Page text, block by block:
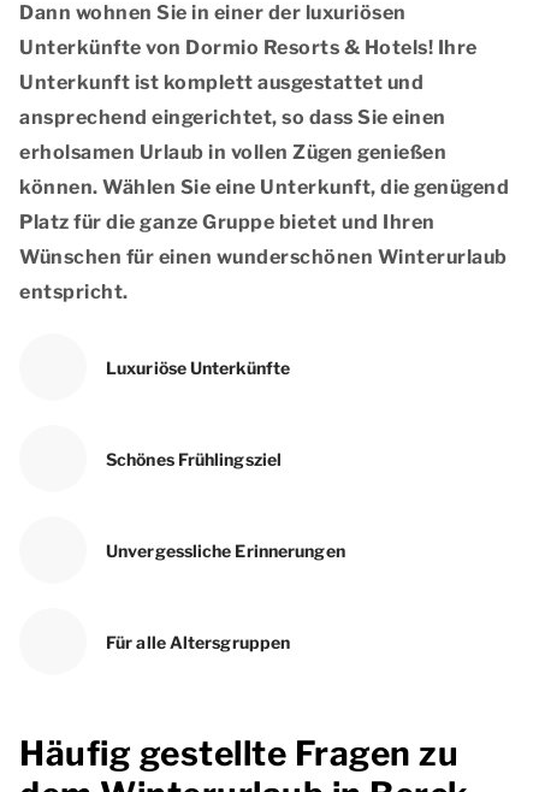
Dann wohnen Sie in einer der luxuriösen
Unterkünfte von Dormio Resorts & Hotels! Ihre
Unterkunft ist komplett ausgestattet und
ansprechend eingerichtet, so dass Sie einen
erholsamen Urlaub in vollen Zügen genießen
können. Wählen Sie eine Unterkunft, die genügend
Platz für die ganze Gruppe bietet und Ihren
Wünschen für einen wunderschönen Winterurlaub
entspricht.
Luxuriöse Unterkünfte
Schönes Frühlingsziel
Unvergessliche Erinnerungen
Für alle Altersgruppen
Häufig gestellte Fragen zu